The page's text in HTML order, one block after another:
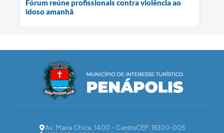
Fórum reúne profissionais contra violência ao
idoso amanhã
Av. Maria Chica, 1400 - CentroCEP: 16300-005